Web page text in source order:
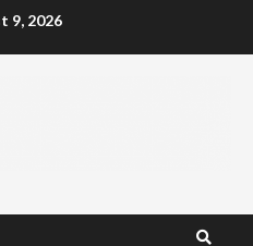
9, 2026